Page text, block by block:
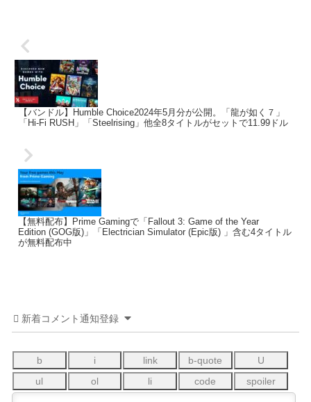
【バンドル】Humble Choice2024年5月分が公開。「龍が如く７」
「Hi-Fi RUSH」「Steelrising」他全8タイトルがセットで11.99ドル
【無料配布】Prime Gamingで「Fallout 3: Game of the Year
Edition (GOG版)」「Electrician Simulator (Epic版) 」含む4タイトル
が無料配布中
新着コメント通知登録